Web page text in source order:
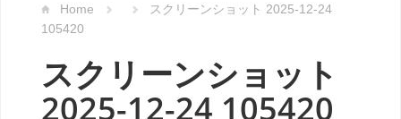
Home
スクリーンショット 2025-12-24
105420
スクリーンショット
2025-12-24 105420